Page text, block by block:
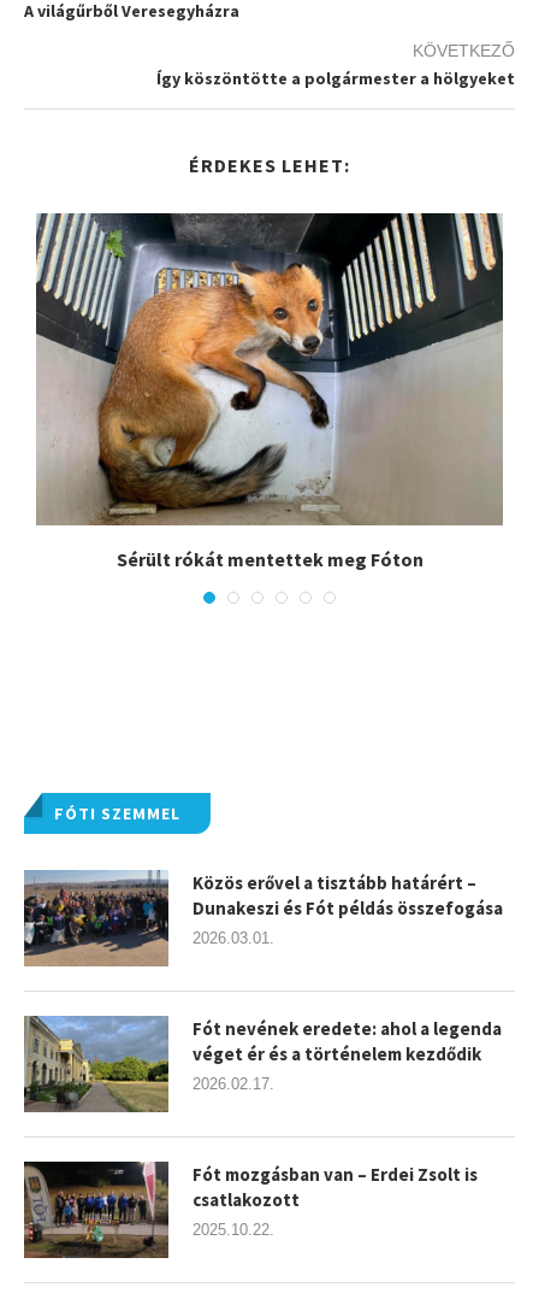
A világűrből Veresegyházra
KÖVETKEZŐ
Így köszöntötte a polgármester a hölgyeket
ÉRDEKES LEHET:
Sérült rókát mentettek meg Fóton
FÓTI SZEMMEL
Közös erővel a tisztább határért –
Dunakeszi és Fót példás összefogása
2026.03.01.
Fót nevének eredete: ahol a legenda
véget ér és a történelem kezdődik
2026.02.17.
Fót mozgásban van – Erdei Zsolt is
csatlakozott
2025.10.22.